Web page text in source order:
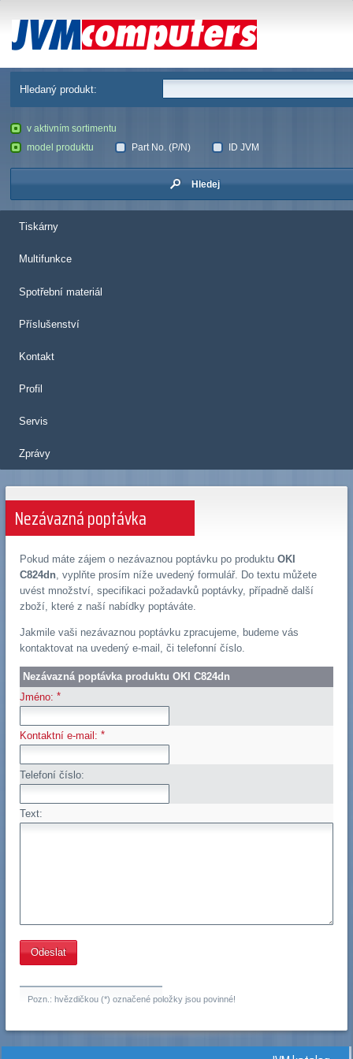
JVM Computers
Hledaný produkt:
v aktivním sortimentu
model produktu
Part No. (P/N) ID JVM
Hledej
Tiskárny
Multifunkce
Spotřební materiál
Příslušenství
Kontakt
Profil
Servis
Zprávy
Nezávazná poptávka
Pokud máte zájem o nezávaznou poptávku po produktu OKI
C824dn , vyplňte prosím níže uvedený formulář. Do textu můžete
uvést množství, specifikaci požadavků poptávky, případně další
zboží, které z naší nabídky poptáváte.
Jakmile vaši nezávaznou poptávku zpracujeme, budeme vás
kontaktovat na uvedený e-mail, či telefonní číslo.
Nezávazná poptávka produktu OKI C824dn
Jméno: *
Kontaktní e-mail: *
Telefoní číslo:
Text:
Pozn.: hvězdičkou (*) označené položky jsou povinné!